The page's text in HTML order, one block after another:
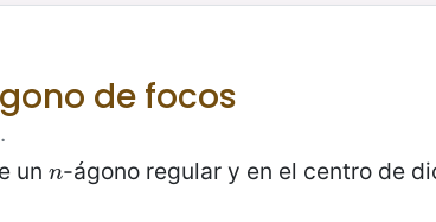
de focos
un n
n-ágono regular y en el centro de